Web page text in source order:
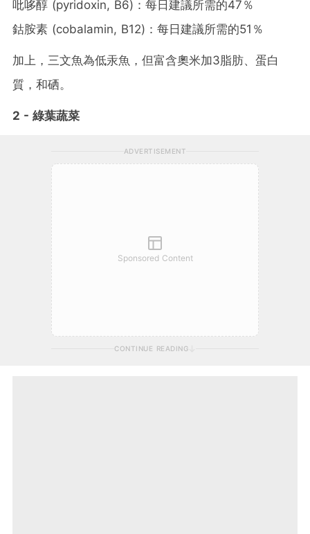
吡哆醇 (pyridoxin, B6)：每日建議所需的47％
鈷胺素 (cobalamin, B12)：每日建議所需的51％
加上，三文魚為低汞魚，但富含奧米加3脂肪、蛋白
質，和硒。
2 - 綠葉蔬菜
ADVERTISEMENT
Sponsored Content
CONTINUE READING